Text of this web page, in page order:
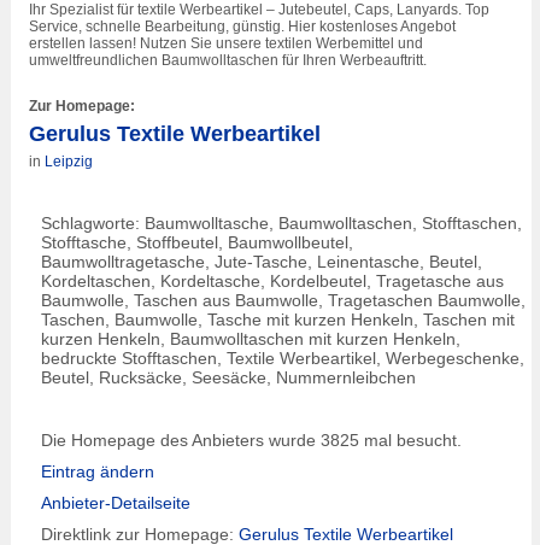
Ihr Spezialist für textile Werbeartikel – Jutebeutel, Caps, Lanyards. Top
Service, schnelle Bearbeitung, günstig. Hier kostenloses Angebot
erstellen lassen! Nutzen Sie unsere textilen Werbemittel und
umweltfreundlichen Baumwolltaschen für Ihren Werbeauftritt.
Zur Homepage:
Gerulus Textile Werbeartikel
in Leipzig
Schlagworte: Baumwolltasche, Baumwolltaschen, Stofftaschen,
Stofftasche, Stoffbeutel, Baumwollbeutel,
Baumwolltragetasche, Jute-Tasche, Leinentasche, Beutel,
Kordeltaschen, Kordeltasche, Kordelbeutel, Tragetasche aus
Baumwolle, Taschen aus Baumwolle, Tragetaschen Baumwolle,
Taschen, Baumwolle, Tasche mit kurzen Henkeln, Taschen mit
kurzen Henkeln, Baumwolltaschen mit kurzen Henkeln,
bedruckte Stofftaschen, Textile Werbeartikel, Werbegeschenke,
Beutel, Rucksäcke, Seesäcke, Nummernleibchen
Die Homepage des Anbieters wurde 3825 mal besucht.
Eintrag ändern
Anbieter-Detailseite
Direktlink zur Homepage: Gerulus Textile Werbeartikel